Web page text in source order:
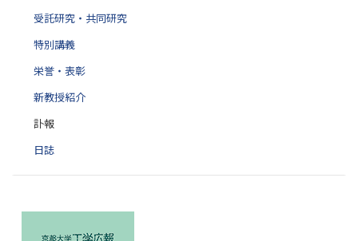
受託研究・共同研究
特別講義
栄誉・表彰
新教授紹介
訃報
日誌